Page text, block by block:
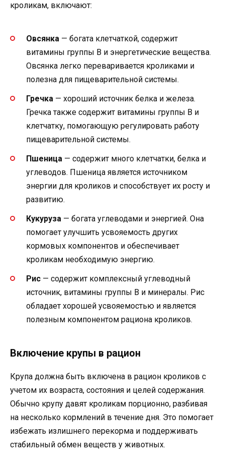
кроликам, включают:
Овсянка — богата клетчаткой, содержит
витамины группы В и энергетические вещества.
Овсянка легко переваривается кроликами и
полезна для пищеварительной системы.
Гречка — хороший источник белка и железа.
Гречка также содержит витамины группы В и
клетчатку, помогающую регулировать работу
пищеварительной системы.
Пшеница — содержит много клетчатки, белка и
углеводов. Пшеница является источником
энергии для кроликов и способствует их росту и
развитию.
Кукуруза — богата углеводами и энергией. Она
помогает улучшить усвояемость других
кормовых компонентов и обеспечивает
кроликам необходимую энергию.
Рис — содержит комплексный углеводный
источник, витамины группы В и минералы. Рис
обладает хорошей усвояемостью и является
полезным компонентом рациона кроликов.
Включение крупы в рацион
Крупа должна быть включена в рацион кроликов с
учетом их возраста, состояния и целей содержания.
Обычно крупу давят кроликам порционно, разбивая
на несколько кормлений в течение дня. Это помогает
избежать излишнего перекорма и поддерживать
стабильный обмен веществ у животных.